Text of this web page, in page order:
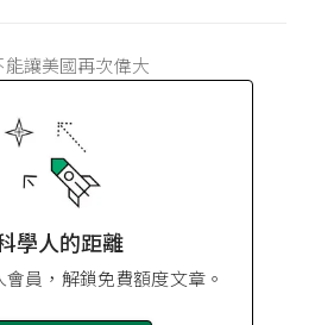
讓美國再次偉大
學人的距離
員，解鎖免費額度文章。